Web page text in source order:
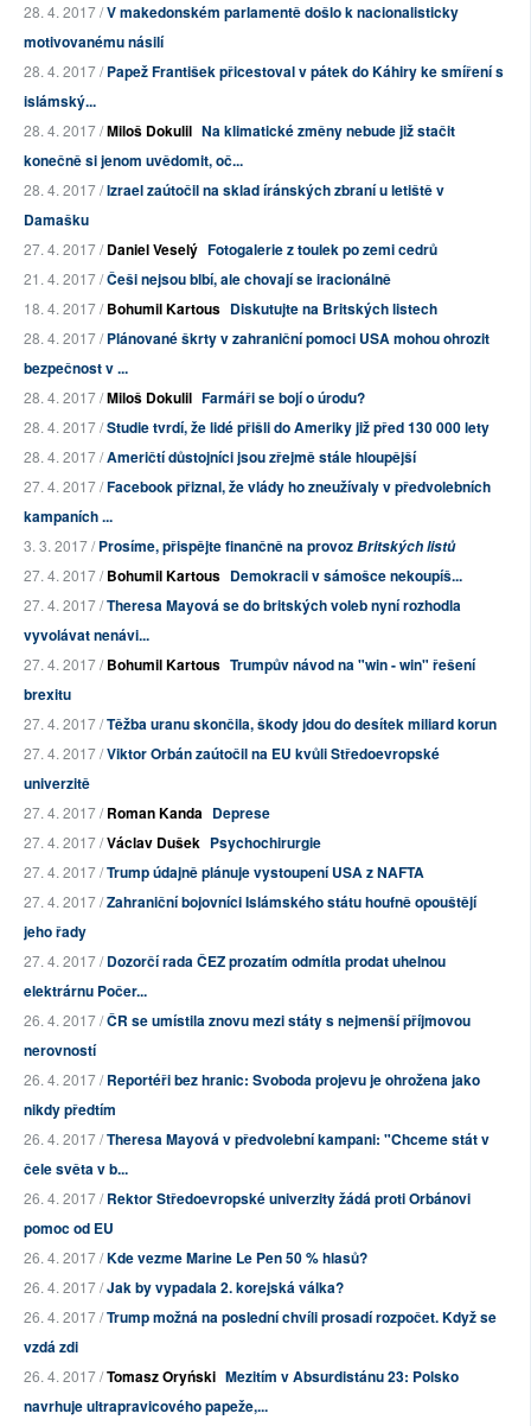
28. 4. 2017 /V makedonském parlamentě došlo k nacionalisticky
motivovanému násilí
28. 4. 2017 /Papež František přicestoval v pátek do Káhiry ke smíření s
islámský...
28. 4. 2017 /Miloš Dokulil Na klimatické změny nebude již stačit
konečně si jenom uvědomit, oč...
28. 4. 2017 /Izrael zaútočil na sklad íránských zbraní u letiště v
Damašku
27. 4. 2017 /Daniel Veselý Fotogalerie z toulek po zemi cedrů
21. 4. 2017 /Češi nejsou blbí, ale chovají se iracionálně
18. 4. 2017 /Bohumil Kartous Diskutujte na Britských listech
28. 4. 2017 /Plánované škrty v zahraniční pomoci USA mohou ohrozit
bezpečnost v ...
28. 4. 2017 /Miloš Dokulil Farmáři se bojí o úrodu?
28. 4. 2017 /Studie tvrdí, že lidé přišli do Ameriky již před 130 000 lety
28. 4. 2017 /Američtí důstojníci jsou zřejmě stále hloupější
27. 4. 2017 /Facebook přiznal, že vlády ho zneužívaly v předvolebních
kampaních ...
3. 3. 2017 /Prosíme, přispějte finančně na provozBritských listů
27. 4. 2017 /Bohumil Kartous Demokracii v sámošce nekoupíš...
27. 4. 2017 /Theresa Mayová se do britských voleb nyní rozhodla
vyvolávat nenávi...
27. 4. 2017 /Bohumil Kartous Trumpův návod na "win - win" řešení
brexitu
27. 4. 2017 /Těžba uranu skončila, škody jdou do desítek miliard korun
27. 4. 2017 /Viktor Orbán zaútočil na EU kvůli Středoevropské
univerzitě
27. 4. 2017 /Roman Kanda Deprese
27. 4. 2017 /Václav Dušek Psychochirurgie
27. 4. 2017 /Trump údajně plánuje vystoupení USA z NAFTA
27. 4. 2017 /Zahraniční bojovníci Islámského státu houfně opouštějí
jeho řady
27. 4. 2017 /Dozorčí rada ČEZ prozatím odmítla prodat uhelnou
elektrárnu Počer...
26. 4. 2017 /ČR se umístila znovu mezi státy s nejmenší příjmovou
nerovností
26. 4. 2017 /Reportéři bez hranic: Svoboda projevu je ohrožena jako
nikdy předtím
26. 4. 2017 /Theresa Mayová v předvolební kampani: "Chceme stát v
čele světa v b...
26. 4. 2017 /Rektor Středoevropské univerzity žádá proti Orbánovi
pomoc od EU
26. 4. 2017 /Kde vezme Marine Le Pen 50 % hlasů?
26. 4. 2017 /Jak by vypadala 2. korejská válka?
26. 4. 2017 /Trump možná na poslední chvíli prosadí rozpočet. Když se
vzdá zdi
26. 4. 2017 /Tomasz Oryński Mezitím v Absurdistánu 23: Polsko
navrhuje ultrapravicového papeže,...